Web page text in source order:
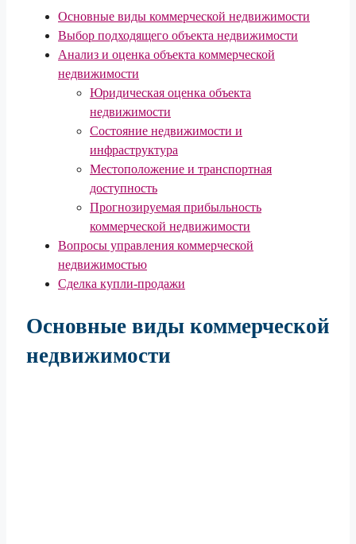
Основные виды коммерческой недвижимости
Выбор подходящего объекта недвижимости
Анализ и оценка объекта коммерческой
недвижимости
Юридическая оценка объекта
недвижимости
Состояние недвижимости и
инфраструктура
Местоположение и транспортная
доступность
Прогнозируемая прибыльность
коммерческой недвижимости
Вопросы управления коммерческой
недвижимостью
Сделка купли-продажи
Основные виды коммерческой
недвижимости